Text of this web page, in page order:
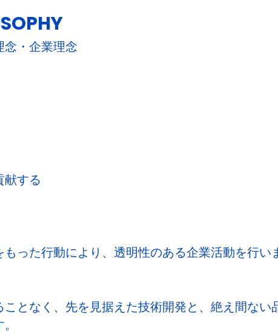
・企業理念
献する
った行動により、透明性のある企業活動を行い
となく、先を見据えた技術開発と、絶え間ない